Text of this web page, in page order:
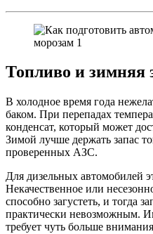
Топливо и зимняя
В холодное время года
баком. При перепадах
конденсат, который может
Зимой лучше держать запас
проверенных АЗС.
Для дизельных автомобилей
Некачественное или
способно загустеть, и тогда
практически невозможным.
требует чуть больше